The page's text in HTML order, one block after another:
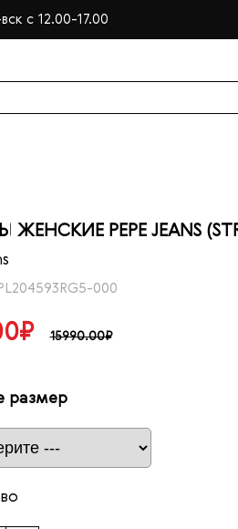
с 12.00-17.00
PEPE JEANS
000
15990.00₽
размер